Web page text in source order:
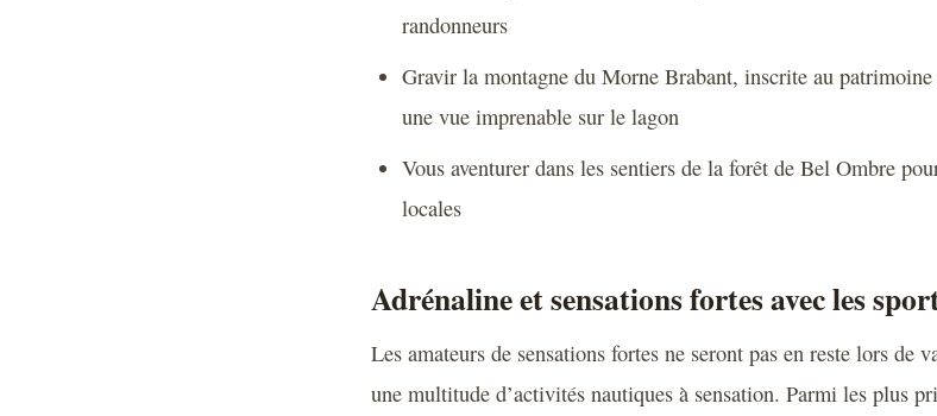
randonneurs
Gravir la montagne du Morne Brabant, inscrite au
une vue imprenable sur le lagon
Vous aventurer dans les sentiers de la forêt de Bel Ombre
locales
Adrénaline et sensations fortes avec les
Les amateurs de sensations fortes ne seront pas en reste lors de
une multitude d’activités nautiques à sensation. Parmi les plus